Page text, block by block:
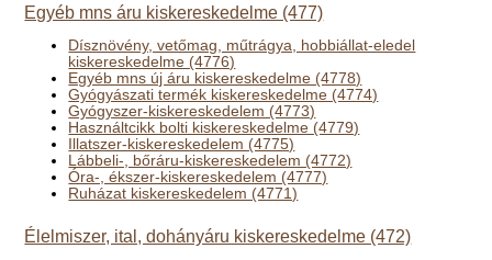
Egyéb mns áru kiskereskedelme (477)
Dísznövény, vetőmag, műtrágya, hobbiállat-eledel
kiskereskedelme (4776)
Egyéb mns új áru kiskereskedelme (4778)
Gyógyászati termék kiskereskedelme (4774)
Gyógyszer-kiskereskedelem (4773)
Használtcikk bolti kiskereskedelme (4779)
Illatszer-kiskereskedelem (4775)
Lábbeli-, bőráru-kiskereskedelem (4772)
Óra-, ékszer-kiskereskedelem (4777)
Ruházat kiskereskedelem (4771)
Élelmiszer, ital, dohányáru kiskereskedelme (472)